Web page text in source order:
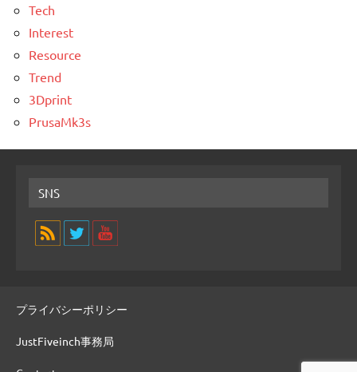
Tech
Interest
Resource
Trend
3Dprint
PrusaMk3s
SNS
プライバシーポリシー
JustFiveinch事務局